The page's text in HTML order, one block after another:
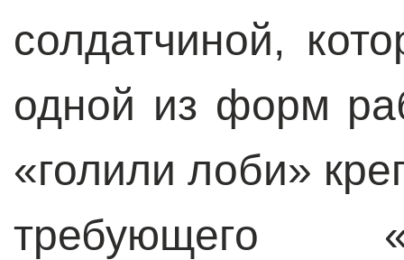
солдатчиной,
одной из форм
«голили лоби»
требующего